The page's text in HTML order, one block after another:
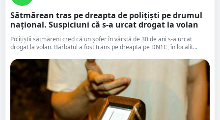
Sătmărean tras pe dreapta de polițiști pe drumul
național. Suspiciuni că s-a urcat drogat la volan
Polițiștii sătmăreni cred că un șofer în vârstă de 30 de ani s-a urcat
drogat la volan. Bărbatul a fost trans pe dreapta pe DN1C, în localit...